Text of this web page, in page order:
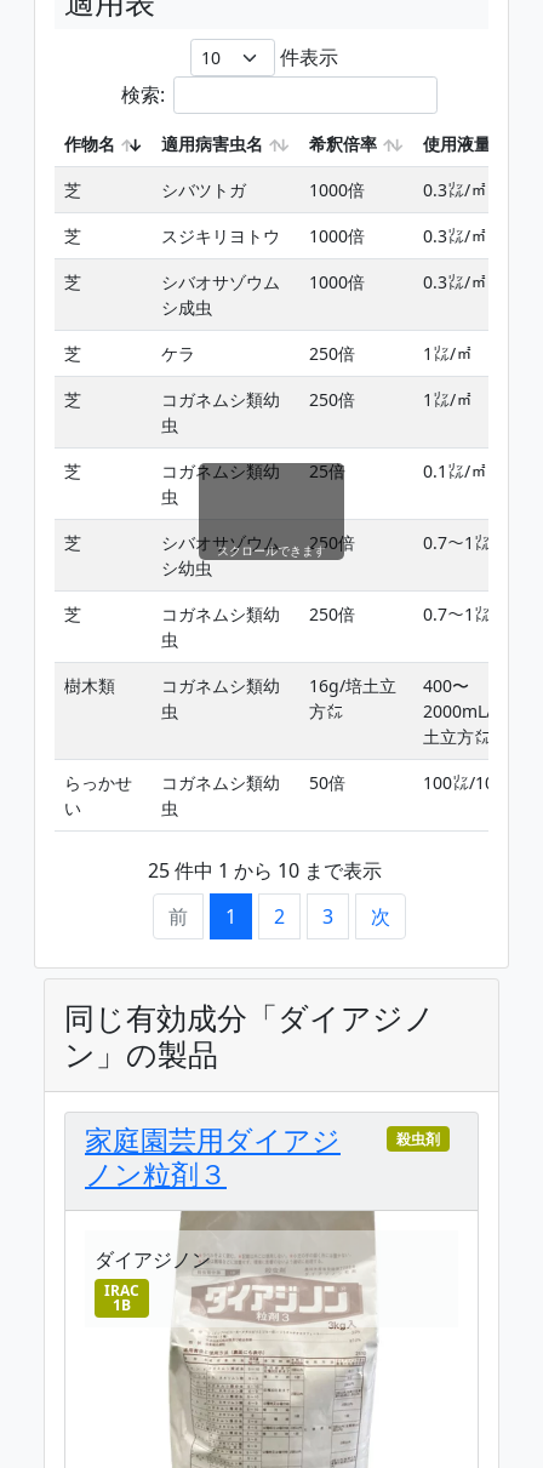
件表示
検索:
作物名 適用病害虫名 希釈倍率 使用液量
芝
シバツトガ 1000倍 0.3㍑/㎡
芝
スジキリヨトウ 1000倍 0.3㍑/㎡
芝
シバオサゾウム
シ成虫
1000倍 0.3㍑/㎡
芝 ケラ 250倍 1㍑/㎡
芝
コガネムシ類幼
虫
250倍 1㍑/㎡
芝
コガネムシ類幼
虫
25倍 0.1㍑/㎡
芝
シバオサゾウム
シ幼虫
250倍 0.7〜1㍑/㎡
芝
コガネムシ類幼
虫
250倍 0.7〜1㍑/㎡
樹木類
コガネムシ類幼
虫
16g/培土立
方㍍
400〜
2000mL/培
土立方㍍
らっかせ
い
コガネムシ類幼
虫
50倍 100㍑/10a
25 件中 1 から 10 まで表示
前
1 2 3 次
スクロールできます
同じ有効成分「ダイアジノ
ン」の製品
家庭園芸用ダイアジ
ノン粒剤３
殺虫剤
ダイアジノン
IRAC
1B